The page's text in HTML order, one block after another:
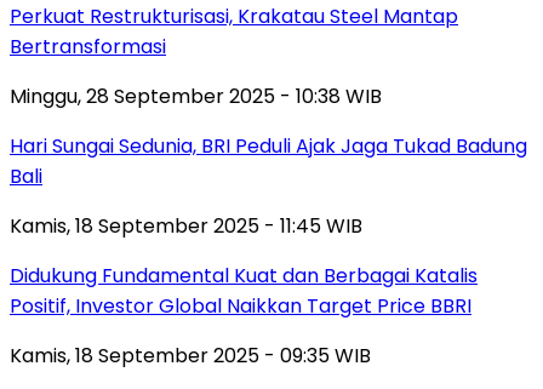
Perkuat Restrukturisasi, Krakatau Steel Mantap
Bertransformasi
Minggu, 28 September 2025 - 10:38 WIB
Hari Sungai Sedunia, BRI Peduli Ajak Jaga Tukad Badung
Bali
Kamis, 18 September 2025 - 11:45 WIB
Didukung Fundamental Kuat dan Berbagai Katalis
Positif, Investor Global Naikkan Target Price BBRI
Kamis, 18 September 2025 - 09:35 WIB